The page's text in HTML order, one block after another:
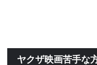
ヤクザ映画苦手な